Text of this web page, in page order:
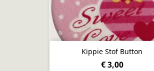
Kippie Stof Button
€ 3,00